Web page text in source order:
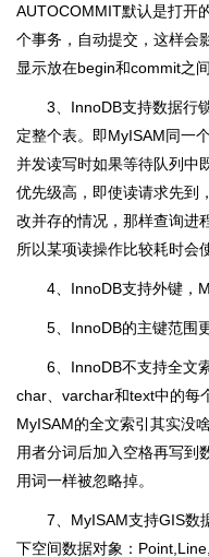
AUTOCOMMIT默认是打开
个事务，自动提交，这样会
显示放在begin和commit之
3、InnoDB支持数据行
定整个表。即MyISAM同一
并发读写时如果等待队列中
优先级高，即使读请求先到
改并存的情况，那样查询进
所以某项读操作比较耗时会
4、InnoDB支持外键，
5、InnoDB的主键范围
6、InnoDB不支持全文
char、varchar和text中的每
MyISAM的全文索引其实没
用者分词后加入空格再写到
用词一样被忽略掉。
7、MyISAM支持GIS数
下空间数据对象：